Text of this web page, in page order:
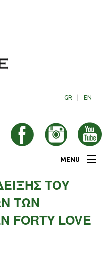
GR EN
MENU
Forty Love
Αθλήματα
SUMMER CAMP 2026
ΤΟΥ
ΤΩΝ
LOVE